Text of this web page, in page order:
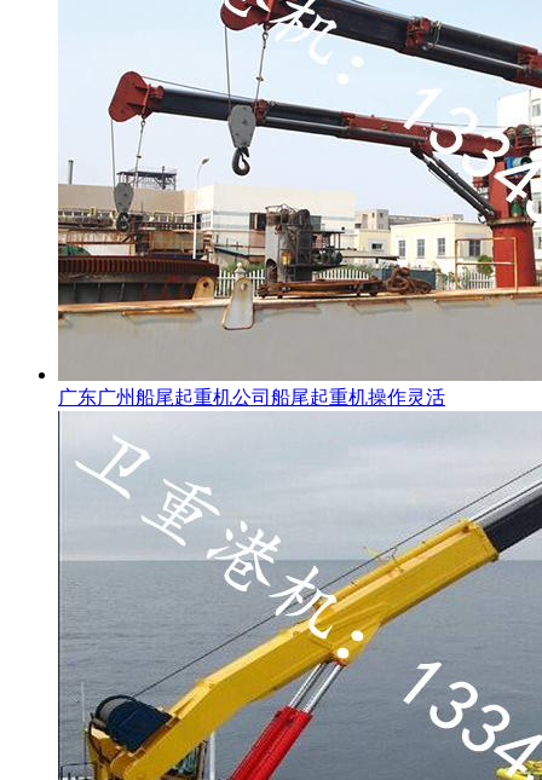
广东广州船尾起重机公司船尾起重机操作灵活